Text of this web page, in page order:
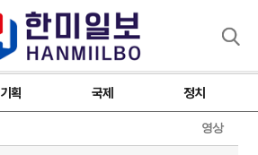
기획 국제 정치
영상